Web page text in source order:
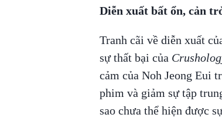
Diễn xuất bất ổn, cản
Tranh cãi về diễn xuất
sự thất bại của
cảm của Noh Jeong Eui
phim và giảm sự tập
sao chưa thể hiện được